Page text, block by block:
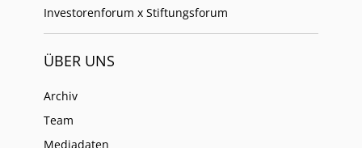
Investorenforum x Stiftungsforum
ÜBER UNS
Archiv
Team
Mediadaten